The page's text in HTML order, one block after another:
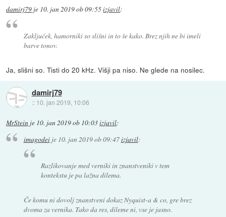
damirj79 je 10. jan 2019 ob 09:55izjavil:
Zaključek, hamorniki so slišni in to še kako. Brez njih ne bi imeli
barve tonov.
Ja, slišni so. Tisti do 20 kHz. Višji pa niso. Ne glede na nosilec.
damirj79
:: 10. jan 2019, 10:06
MrStein je 10. jan 2019 ob 10:03izjavil:
imagodeije 10. jan 2019 ob 09:47izjavil:
Razlikovanje med verniki in znanstveniki v tem
kontekstu je pa lažna dilema.
Če komu ni dovolj znanstveni dokaz Nyquist-a & co, gre brez
dvoma za vernika. Tako da res, dileme ni, vse je jasno.